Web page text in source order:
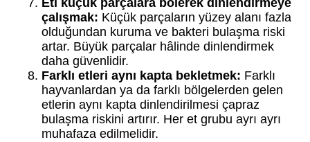
Eti küçük parçalara bölerek dinlendirmeye
çalışmak: Küçük parçaların yüzey alanı fazla
olduğundan kuruma ve bakteri bulaşma riski
artar. Büyük parçalar hâlinde dinlendirmek
daha güvenlidir.
Farklı etleri aynı kapta bekletmek: Farklı
hayvanlardan ya da farklı bölgelerden gelen
etlerin aynı kapta dinlendirilmesi çapraz
bulaşma riskini artırır. Her et grubu ayrı ayrı
muhafaza edilmelidir.